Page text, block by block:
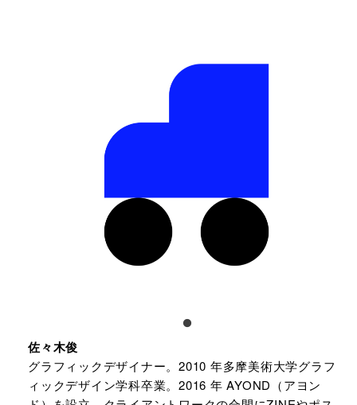
佐々木俊
グラフィックデザイナー。2010 年多摩美術大学グラフ
ィックデザイン学科卒業。2016 年 AYOND（アヨン